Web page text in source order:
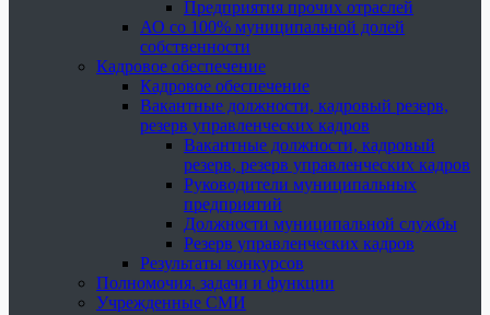
Предприятия прочих отраслей
АО со 100% муниципальной долей
собственности
Кадровое обеспечение
Кадровое обеспечение
Вакантные должности, кадровый резерв,
резерв управленческих кадров
Вакантные должности, кадровый
резерв, резерв управленческих кадров
Руководители муниципальных
предприятий
Должности муниципальной службы
Резерв управленческих кадров
Результаты конкурсов
Полномочия, задачи и функции
Учрежденные СМИ